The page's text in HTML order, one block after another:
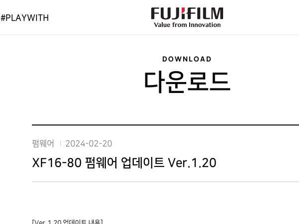
#PLAYWITH
DOWNLOAD
다운로드
펌웨어 2024-02-20
XF16-80 펌웨어 업데이트 Ver.1.20